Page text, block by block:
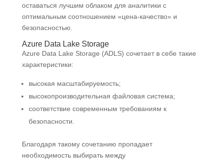
оставаться лучшим облаком для аналитики с
оптимальным соотношением «цена-качество» и
безопасностью.
Azure Data Lake Storage
Azure Data Lake Storage (ADLS) сочетает в себе такие
характеристики:
высокая масштабируемость;
высокопроизводительная файловая система;
соответствие современным требованиям к
безопасности.
Благодаря такому сочетанию пропадает
необходимость выбирать между